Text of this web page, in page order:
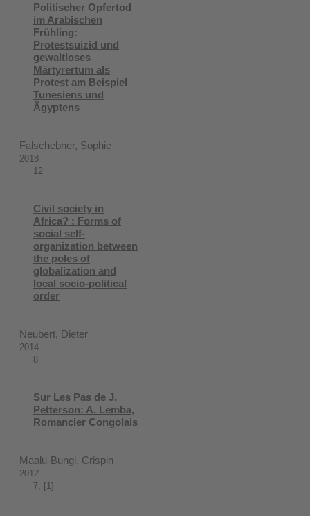
Politischer Opfertod
im Arabischen
Frühling:
Protestsuizid und
gewaltloses
Märtyrertum als
Protest am Beispiel
Tunesiens und
Ägyptens
Falschebner, Sophie
2018
12
Civil society in
Africa? : Forms of
social self-
organization between
the poles of
globalization and
local socio-political
order
Neubert, Dieter
2014
8
Sur Les Pas de J.
Petterson: A. Lemba,
Romancier Congolais
Maalu-Bungi, Crispin
2012
7, [1]